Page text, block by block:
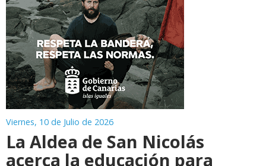
Viernes, 10 de Julio de 2026
La Aldea de San Nicolás
acerca la educación para